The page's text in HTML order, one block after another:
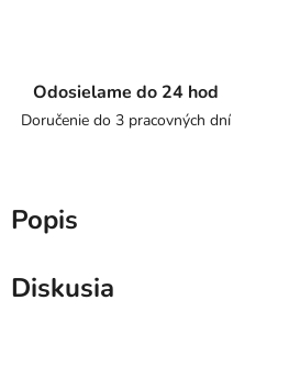
Odosielame do 24 hod
Doručenie do 3 pracovných dní
Popis
Diskusia